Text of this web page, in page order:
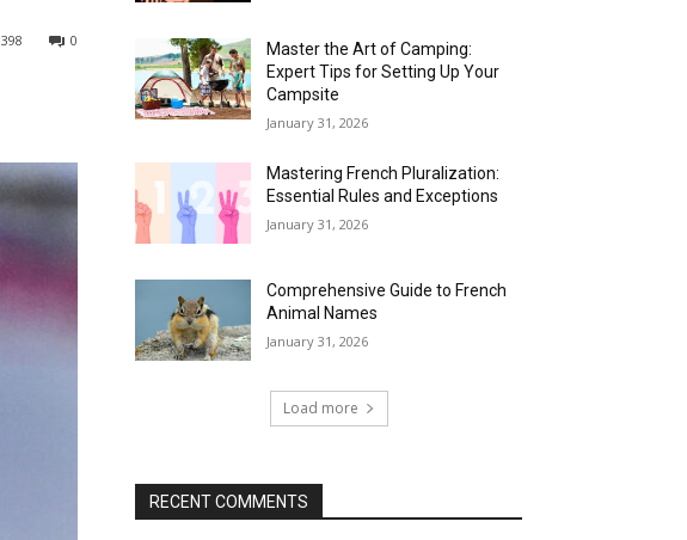
0
398
Master the Art of Camping:
Expert Tips for Setting Up Your
Campsite
January 31, 2026
Mastering French Pluralization:
Essential Rules and Exceptions
January 31, 2026
Comprehensive Guide to French
Animal Names
January 31, 2026
Load more
RECENT COMMENTS